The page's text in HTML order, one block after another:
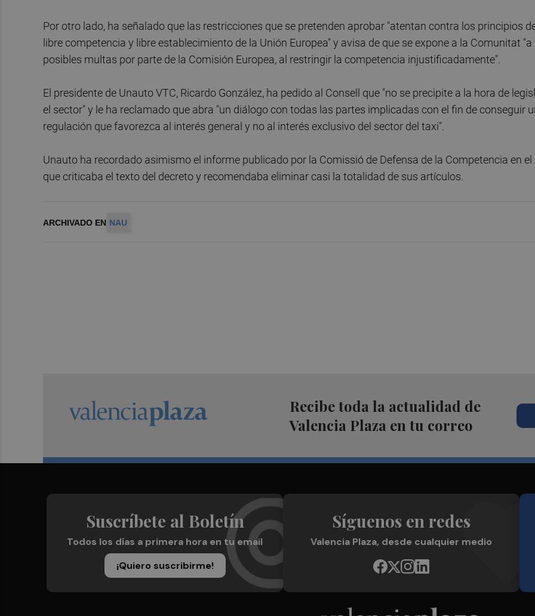
Por otro lado, ha señalado que las restricciones que se pretenden aprobar "atentan contra los principios
libre competencia y libre establecimiento de la Unión Europea" y avisa de que se expone a la Comunitat "a
posibles multas por parte de la Comisión Europea, al restringir la competencia injustificadamente".
El presidente de Unauto VTC, Ricardo González, ha pedido al Consell que "no se precipite a la hora de
el sector" y le ha reclamado que abra "un diálogo con todas las partes implicadas con el fin de conseguir
regulación que favorezca al interés general y no al interés exclusivo del sector del taxi".
Unauto ha recordado asimismo el informe publicado por la Comissió de Defensa de la Competencia en el
que criticaba el texto del decreto y recomendaba eliminar casi la totalidad de sus artículos.
ARCHIVADO EN NAU
Recibe toda la actualidad de
Valencia Plaza en tu correo
Suscríbete al Boletín
Todos los días a primera hora en tu email
¡Quiero suscribirme!
Síguenos en redes
Valencia Plaza, desde cualquier medio